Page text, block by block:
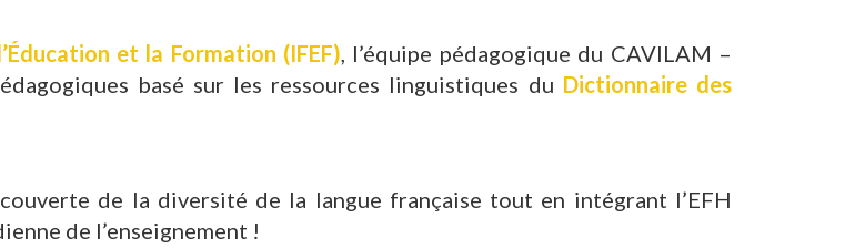
et la Formation (IFEF), l’équipe pédagogique du CAVILAM –
basé sur les ressources linguistiques du Dictionnaire des
de la diversité de la langue française tout en intégrant l’EFH
de l’enseignement !